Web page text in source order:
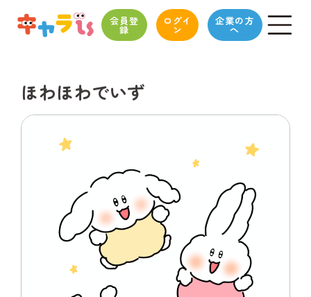
会員登
録
ログイ
ン
企業の方
へ
ほわほわでいず